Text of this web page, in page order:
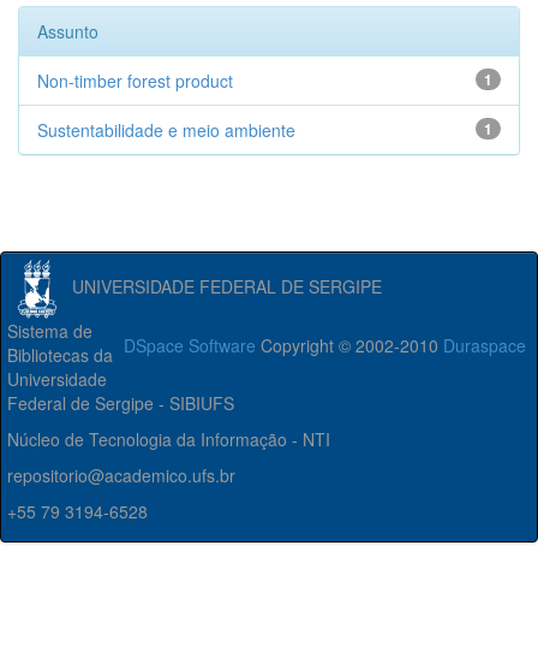
Assunto
1
Non-timber forest product
1
Sustentabilidade e meio ambiente
UNIVERSIDADE FEDERAL DE SERGIPE
DSpace Software Copyright © 2002-2010 Duraspace
Sistema de
Bibliotecas da
Universidade
Federal de Sergipe - SIBIUFS
Núcleo de Tecnologia da Informação - NTI
repositorio@academico.ufs.br
+55 79 3194-6528